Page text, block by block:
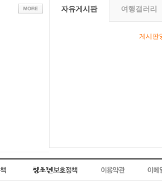
자유게시판 여행갤러리
게시판